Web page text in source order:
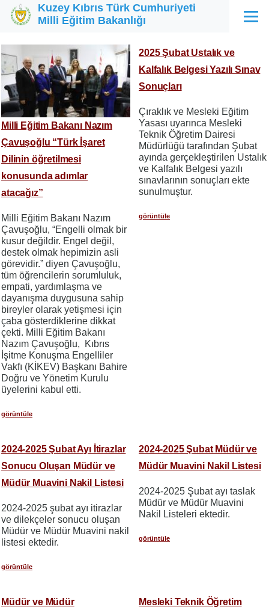
Ana içeriğe atla
Kuzey Kıbrıs Türk Cumhuriyeti
Milli Eğitim Bakanlığı
Menü
Milli Eğitim Bakanı Nazım
Çavuşoğlu “Türk İşaret
Dilinin öğretilmesi
konusunda adımlar
atacağız”
Milli Eğitim Bakanı Nazım
Çavuşoğlu, “Engelli olmak bir
kusur değildir. Engel değil,
destek olmak hepimizin asli
görevidir.” diyen Çavuşoğlu,
tüm öğrencilerin sorumluluk,
empati, yardımlaşma ve
dayanışma duygusuna sahip
bireyler olarak yetişmesi için
çaba gösterdiklerine dikkat
çekti. Milli Eğitim Bakanı
Nazım Çavuşoğlu, Kıbrıs
İşitme Konuşma Engelliler
Vakfı (KİKEV) Başkanı Bahire
Doğru ve Yönetim Kurulu
üyelerini kabul etti.
görüntüle
2025 Şubat Ustalık ve
Kalfalık Belgesi Yazılı Sınav
Sonuçları
Çıraklık ve Mesleki Eğitim
Yasası uyarınca Mesleki
Teknik Öğretim Dairesi
Müdürlüğü tarafından Şubat
ayında gerçekleştirilen Ustalık
ve Kalfalık Belgesi yazılı
sınavlarının sonuçları ekte
sunulmuştur.
görüntüle
2024-2025 Şubat Ayı İtirazlar
Sonucu Oluşan Müdür ve
Müdür Muavini Nakil Listesi
2024-2025 şubat ayı itirazlar
ve dilekçeler sonucu oluşan
Müdür ve Müdür Muavini nakil
listesi ektedir.
görüntüle
2024-2025 Şubat Müdür ve
Müdür Muavini Nakil Listesi
2024-2025 Şubat ayı taslak
Müdür ve Müdür Muavini
Nakil Listeleri ektedir.
görüntüle
Müdür ve Müdür
Mesleki Teknik Öğretim